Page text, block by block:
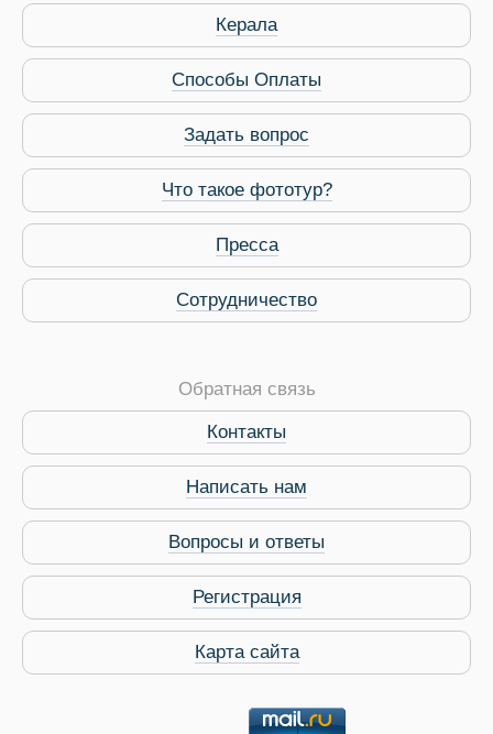
Дахаб
Виза в Индию
Керала
Способы Оплаты
Задать вопрос
Что такое фототур?
Пресса
Сотрудничество
Обратная связь
Контакты
Написать нам
Вопросы и ответы
Регистрация
Карта сайта